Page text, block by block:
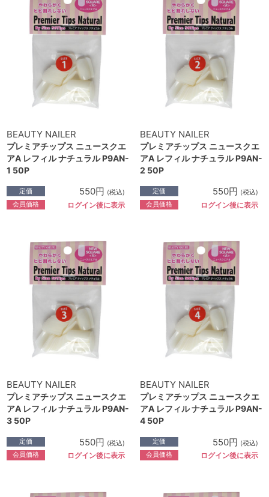
BEAUTY NAILER
プレミアチップス ニュースクエ
アA レフィル ナチュラル P9AN-
1 50P
定価 550円 (税込)
会員価格 ログイン後に表示
BEAUTY NAILER
プレミアチップス ニュースクエ
アA レフィル ナチュラル P9AN-
2 50P
定価 550円 (税込)
会員価格 ログイン後に表示
BEAUTY NAILER
プレミアチップス ニュースクエ
アA レフィル ナチュラル P9AN-
3 50P
定価 550円 (税込)
会員価格 ログイン後に表示
BEAUTY NAILER
プレミアチップス ニュースクエ
アA レフィル ナチュラル P9AN-
4 50P
定価 550円 (税込)
会員価格 ログイン後に表示